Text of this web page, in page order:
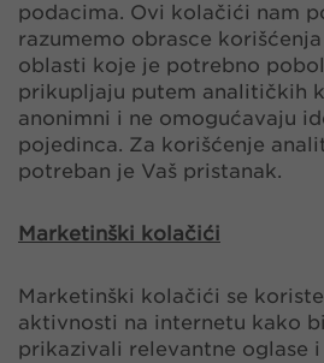
podacima. Ovi kolačići nam
razumemo obrasce
oblasti koje je potrebno
prikupljaju putem analitičkih
anonimni i ne omogućavaju
pojedinca. Za korišćenje
potreban je Vaš pristanak.
Marketinški kolačići
Marketinški kolačići se
aktivnosti na internetu kako
prikazivali relevantne oglase